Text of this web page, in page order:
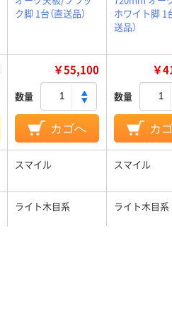
ク脚 1台（直送品）
ホワイト脚 1
送品）
￥55,100
数量
カゴへ
￥
数量
カ
スマイル スマイル
ライト木目系 ライト木目系